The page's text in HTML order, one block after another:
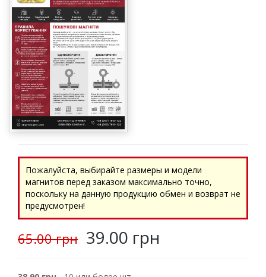
Пожалуйста, выбирайте размеры и модели
магнитов перед заказом максимально точно,
поскольку на данную продукцию обмен и возврат не
предусмотрен!
65.00 грн 39.00 грн